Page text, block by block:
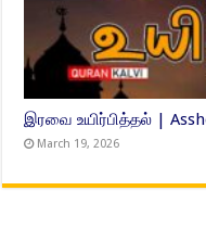
இரவை உயிர்பித்தல் |
March 19, 2026